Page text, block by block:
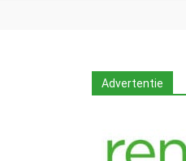
Advertentie